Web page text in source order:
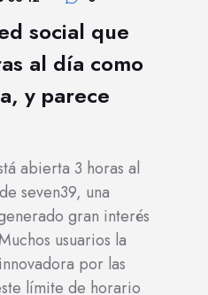
social que
al día como
y parece
abierta 3 horas al
seven39, una
gran interés
usuarios la
por las
límite de horario